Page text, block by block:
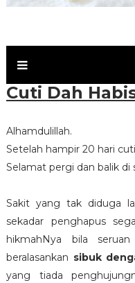
Cuti Dah
Alhamdulillah.
Setelah hampir 20 hari
Selamat pergi dan balik di
Sakit yang tak diduga
sekadar penghapus
hikmahNya bila
beralasankan sibuk
yang tiada